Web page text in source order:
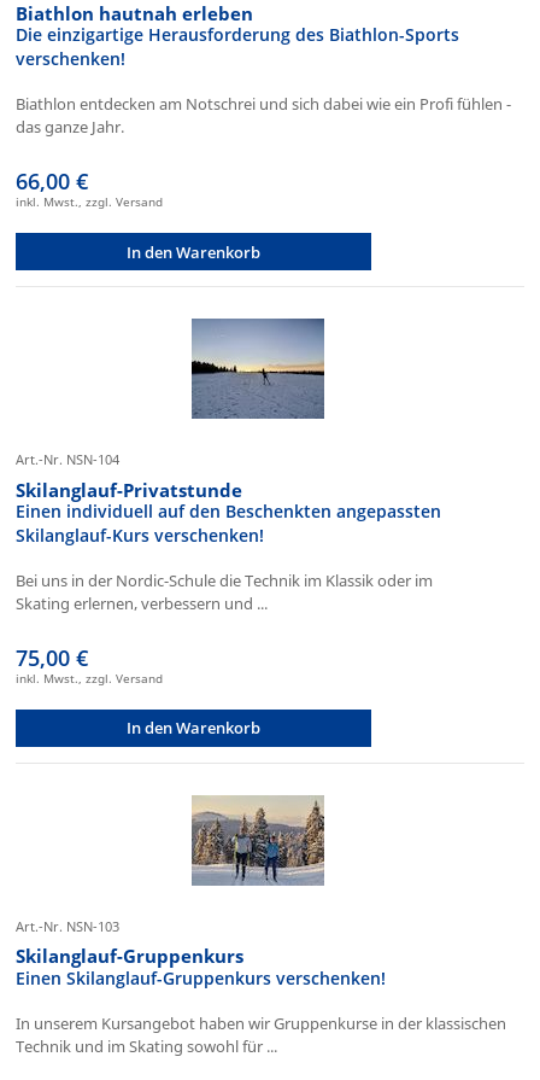
Biathlon hautnah erleben
Die einzigartige Herausforderung des Biathlon-Sports
verschenken!
Biathlon entdecken am Notschrei und sich dabei wie ein Profi fühlen -
das ganze Jahr.
66,00 €
inkl. Mwst., zzgl. Versand
In den Warenkorb
Art.-Nr. NSN-104
Skilanglauf-Privatstunde
Einen individuell auf den Beschenkten angepassten
Skilanglauf-Kurs verschenken!
Bei uns in der Nordic-Schule die Technik im Klassik oder im
Skating erlernen, verbessern und ...
75,00 €
inkl. Mwst., zzgl. Versand
In den Warenkorb
Art.-Nr. NSN-103
Skilanglauf-Gruppenkurs
Einen Skilanglauf-Gruppenkurs verschenken!
In unserem Kursangebot haben wir Gruppenkurse in der klassischen
Technik und im Skating sowohl für ...